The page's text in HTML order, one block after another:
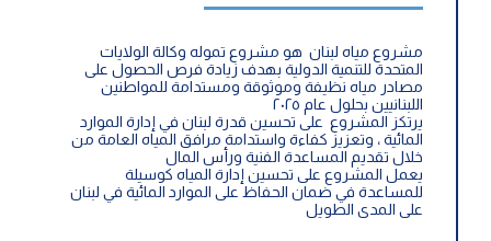
مشروع مياه لبنان هو مشروع تموله وكالة الولايات
المتحدة للتنمية الدولية بهدف زيادة فرص الحصول على
مصادر مياه نظيفة وموثوقة ومستدامة للمواطنين
اللبنانيين بحلول عام ٢٠٢٥
يرتكز المشروع على تحسين قدرة لبنان في إدارة الموارد
المائية ، وتعزيز كفاءة واستدامة مرافق المياه العامة من
خلال تقديم المساعدة الفنية ورأس المال
يعمل المشروع على تحسين إدارة المياه كوسيلة
للمساعدة في ضمان الحفاظ على الموارد المائية في لبنان
على المدى الطويل